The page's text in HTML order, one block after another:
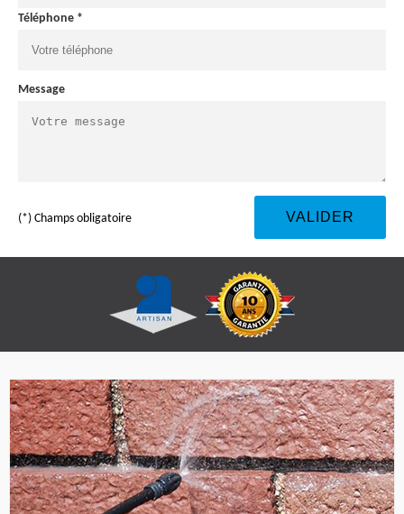
Téléphone *
Message
(*) Champs obligatoire